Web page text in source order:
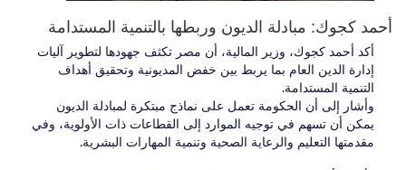
أحمد كجوك: مبادلة الديون وربطها بالتنمية المستدامة
أكد أحمد كجوك، وزير المالية، أن مصر تكثف جهودها لتطوير آليات
إدارة الدين العام بما يربط بين خفض المديونية وتحقيق أهداف
التنمية المستدامة.
وأشار إلى أن الحكومة تعمل على نماذج مبتكرة لمبادلة الديون
يمكن أن تسهم في توجيه الموارد إلى القطاعات ذات الأولوية، وفي
مقدمتها التعليم والرعاية الصحية وتنمية المهارات البشرية.